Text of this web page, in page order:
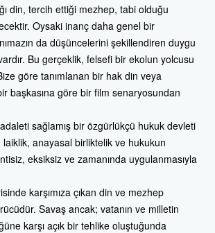
din, tercih ettiği mezhep, tabi olduğu
Oysaki inanç daha genel bir
da düşüncelerini şekillendiren duygu
Bu gerçeklik, felsefi bir ekolun yolcusu
göre tanımlanan bir hak din veya
başkasına göre bir film senaryosundan
sağlamış bir özgürlükçü hukuk devleti
anayasal birliktelik ve hukukun
eksiksiz ve zamanında uygulanmasıyla
karşımıza çıkan din ve mezhep
Savaş ancak; vatanın ve milletin
karşı açık bir tehlike oluştuğunda